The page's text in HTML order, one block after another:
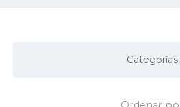
Categorías